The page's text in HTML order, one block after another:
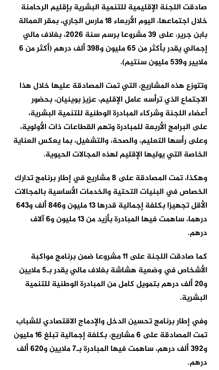
صادقت اللجنة الإقليمية للتنمية البشرية بإقليم الرحامنة
خلال اجتماعها، اليوم الأربعاء 18 مارس الجاري، بمقر العمالة
بابن جرير، على 39 مشروعا برسم سنة 2026، بغلاف مالي
إجمالي يقدر بأكثر من 65 مليون و398 ألف درهم (أكثر من 6
ملايير و539 مليون سنتيم).
وتتوزع هذه المشاريع، التي تمت المصادقة عليها خلال هذا
الاجتماع الذي ترأسه عامل الإقليم، عزيز بوينيان، بحضور
أعضاء اللجنة وشركاء المبادرة الوطنية للتنمية البشرية،
على البرامج الأربعة للمبادرة وتهم القطاعات ذات الأولوية،
وعلى رأسها التعليم، والصحة، والتشغيل، بما يعكس العناية
الخاصة التي يوليها الإقليم لهذه المجالات الحيوية.
وهكذا، تمت المصادقة على 8 مشاريع في إطار برنامج تدارك
الخصاص في البنيات التحتية والخدمات الأساسية بالمجالات
الأقل تجهيزا بكلفة إجمالية قدرها 13 مليون و846 ألف و643
درهما، ساهمت فيها المبادرة بأزيد من 13 مليون و6 آلاف
درهم.
كما صادقت اللجنة على 11 مشروعا ضمن برنامج مواكبة
الأشخاص في وضعية هشاشة بغلاف مالي يقدر بـ5 ملايين
و20 ألف درهم بتمويل كامل من المبادرة الوطنية للتنمية
البشرية.
وفي إطار برنامج تحسين الدخل والإدماج الاقتصادي للشباب
تمت المصادقة على 6 مشاريع، بكلفة إجمالية تبلغ 16 مليون
و392 ألف درهم، ساهمت فيها المبادرة بـ7 ملايين و620 ألف
درهم.